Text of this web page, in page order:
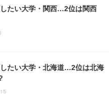
たい大学・関西…2位は関西
たい大学・北海道…2位は北海